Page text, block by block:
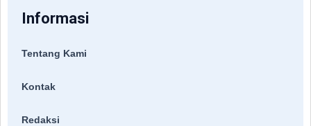
Informasi
Tentang Kami
Kontak
Redaksi